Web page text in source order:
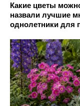
Какие цветы
назвали лучшие
однолетники для